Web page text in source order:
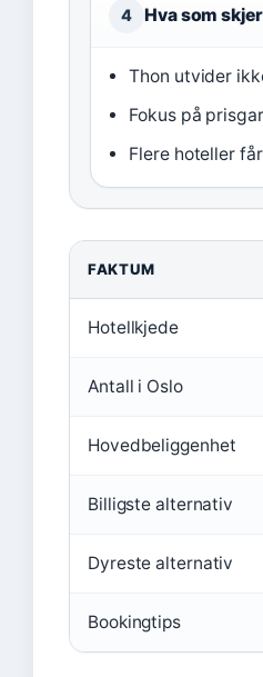
4 Hva som
Thon utvider
Fokus på
Flere hoteller
FAKTUM
Hotellkjede
Antall i Oslo
Hovedbeliggenhet
Billigste alternativ
Dyreste alternativ
Bookingtips